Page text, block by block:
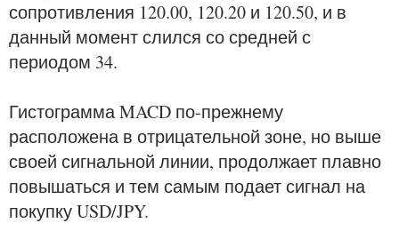
сопротивления 120.00, 120.20 и 120.50, и в
данный момент слился со средней с
периодом 34.
Гистограмма MACD по-прежнему
расположена в отрицательной зоне, но выше
своей сигнальной линии, продолжает плавно
повышаться и тем самым подает сигнал на
покупку USD/JPY.